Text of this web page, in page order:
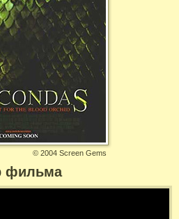
© 2004 Screen Gems
фильма